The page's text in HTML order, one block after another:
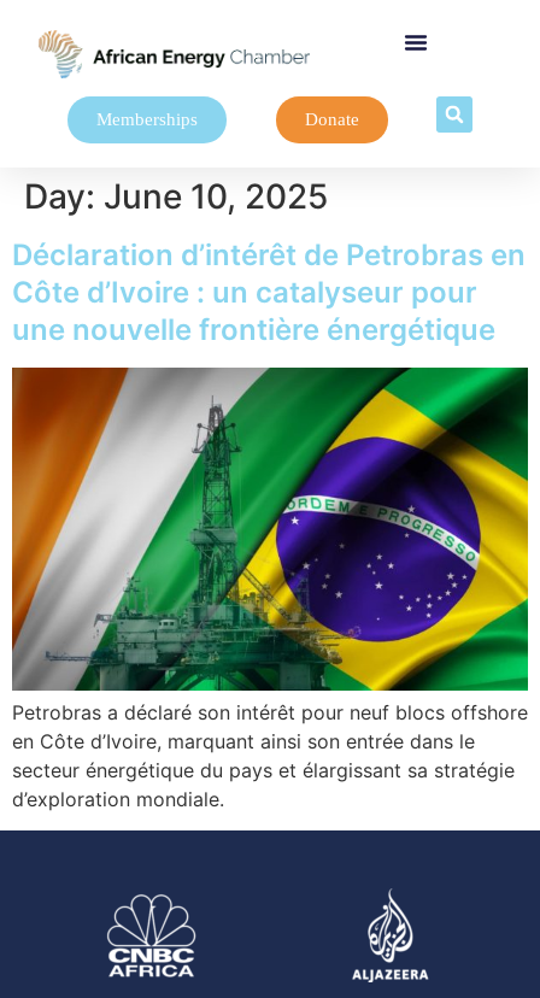
Memberships Donate
Day: June 10, 2025
Déclaration d’intérêt de Petrobras en
Côte d’Ivoire : un catalyseur pour
une nouvelle frontière énergétique
Petrobras a déclaré son intérêt pour neuf blocs offshore
en Côte d’Ivoire, marquant ainsi son entrée dans le
secteur énergétique du pays et élargissant sa stratégie
d’exploration mondiale.